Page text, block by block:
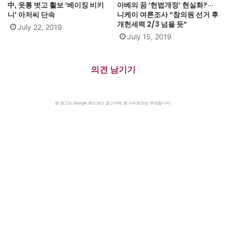
中, 웃통 벗고 활보 ‘베이징 비키
니’ 아저씨 단속
July 22, 2019
아베의 꿈 ‘헌법개정’ 현실화?···
니케이 여론조사 “참의원 선거 후
개헌세력 2/3 넘을 듯”
July 15, 2019
의견 남기기
본 광고는 Google 애드센스 광고이며, 본 사이트와는 무관합니다.